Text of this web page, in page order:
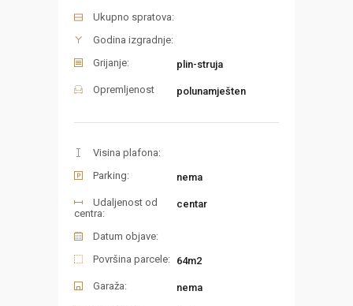
Ukupno spratova:
Godina izgradnje:
Grijanje:
plin-struja
Opremljenost polunamješten
Visina plafona:
Parking:
nema
Udaljenost od
centra:
centar
Datum objave:
Površina parcele: 64m2
Garaža: nema